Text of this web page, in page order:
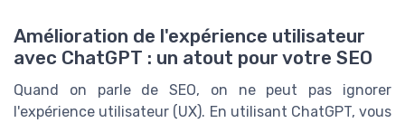
Amélioration de l'expérience utilisateur
avec ChatGPT : un atout pour votre SEO
Quand on parle de SEO, on ne peut pas ignorer
l'expérience utilisateur (UX). En utilisant ChatGPT, vous